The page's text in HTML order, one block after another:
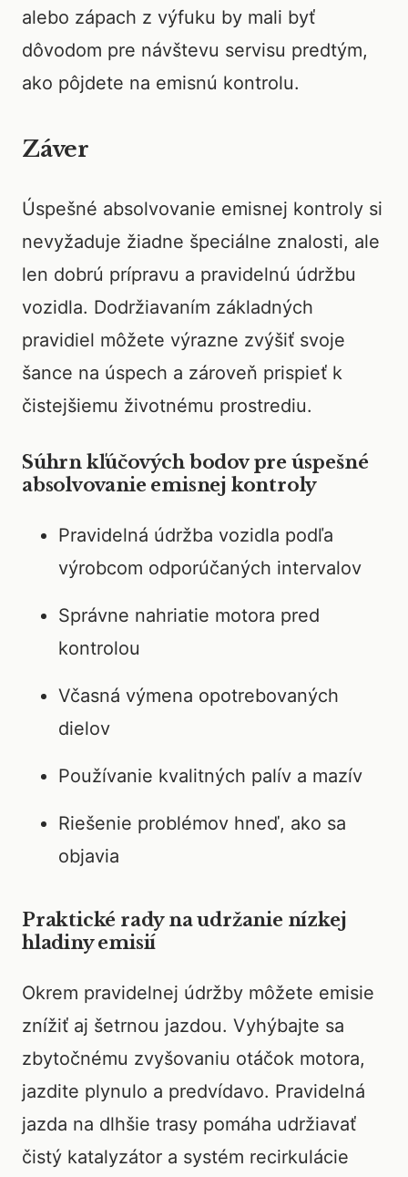
alebo zápach z výfuku by mali byť
dôvodom pre návštevu servisu predtým,
ako pôjdete na emisnú kontrolu.
Záver
Úspešné absolvovanie emisnej kontroly si
nevyžaduje žiadne špeciálne znalosti, ale
len dobrú prípravu a pravidelnú údržbu
vozidla. Dodržiavaním základných
pravidiel môžete výrazne zvýšiť svoje
šance na úspech a zároveň prispieť k
čistejšiemu životnému prostrediu.
Súhrn kľúčových bodov pre úspešné
absolvovanie emisnej kontroly
Pravidelná údržba vozidla podľa
výrobcom odporúčaných intervalov
Správne nahriatie motora pred
kontrolou
Včasná výmena opotrebovaných
dielov
Používanie kvalitných palív a mazív
Riešenie problémov hneď, ako sa
objavia
Praktické rady na udržanie nízkej
hladiny emisií
Okrem pravidelnej údržby môžete emisie
znížiť aj šetrnou jazdou. Vyhýbajte sa
zbytočnému zvyšovaniu otáčok motora,
jazdite plynulo a predvídavo. Pravidelná
jazda na dlhšie trasy pomáha udržiavať
čistý katalyzátor a systém recirkulácie